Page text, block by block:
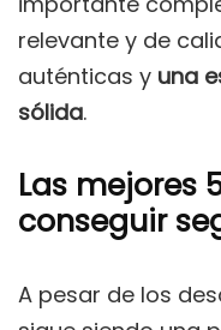
relevante y de
auténticas y una
sólida.
Las mejores
conseguir
A pesar de los